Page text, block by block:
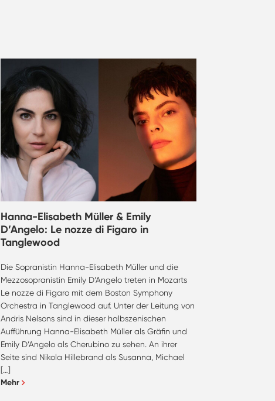
Hanna-Elisabeth Müller & Emily
D’Angelo: Le nozze di Figaro in
Tanglewood
Die Sopranistin Hanna-Elisabeth Müller und die
Mezzosopranistin Emily D’Angelo treten in Mozarts
Le nozze di Figaro mit dem Boston Symphony
Orchestra in Tanglewood auf. Unter der Leitung von
Andris Nelsons sind in dieser halbszenischen
Aufführung Hanna-Elisabeth Müller als Gräfin und
Emily D’Angelo als Cherubino zu sehen. An ihrer
Seite sind Nikola Hillebrand als Susanna, Michael
[…]
Mehr